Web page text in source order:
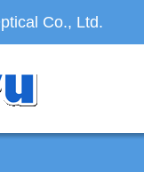
Co., Ltd.